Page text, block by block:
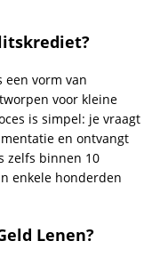
worden.
“Hoe kom ik aan
Zo Populair?
voort uit hun
bij BKR. ✅
stabiele financiële